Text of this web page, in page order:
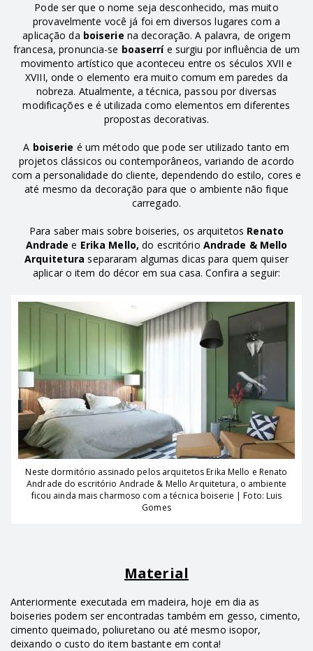
Pode ser que o nome seja desconhecido, mas muito
provavelmente você já foi em diversos lugares com a
aplicação da boiserie na decoração. A palavra, de origem
francesa, pronuncia-se boaserríe surgiu por influência de um
movimento artístico que aconteceu entre os séculos XVII e
XVIII, onde o elemento era muito comum em paredes da
nobreza. Atualmente, a técnica, passou por diversas
modificações e é utilizada como elementos em diferentes
propostas decorativas.
A boiserie é um método que pode ser utilizado tanto em
projetos clássicos ou contemporâneos, variando de acordo
com a personalidade do cliente, dependendo do estilo, cores e
até mesmo da decoração para que o ambiente não fique
carregado.
Para saber mais sobre boiseries, os arquitetos Renato
Andrade e Erika Mello, do escritório Andrade & Mello
Arquitetura separaram algumas dicas para quem quiser
aplicar o item do décor em sua casa. Confira a seguir:
Neste dormitório assinado pelos arquitetos Erika Mello e Renato
Andrade do escritório Andrade & Mello Arquitetura, o ambiente
ficou ainda mais charmoso com a técnica boiserie | Foto: Luis
Gomes
Material
Anteriormente executada em madeira, hoje em dia as
boiseries podem ser encontradas também em gesso, cimento,
cimento queimado, poliuretano ou até mesmo isopor,
deixando o custo do item bastante em conta!